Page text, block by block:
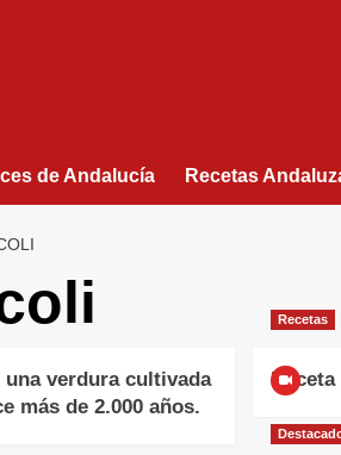
de Andalucía Recetas
verdura cultivada
más de 2.000 años.
Recetas